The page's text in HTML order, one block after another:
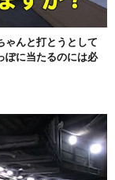
ゃんと打とうとして
ぽに当たるのには必